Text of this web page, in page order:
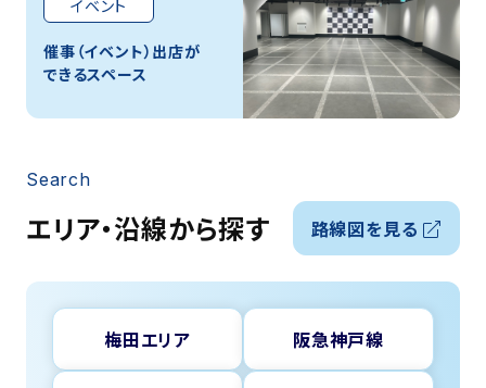
イベント
催事（イベント）出店が
できるスペース
Search
エリア・沿線から探す 路線図を見る
梅田エリア 阪急神戸線